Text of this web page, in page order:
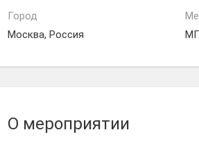
Город
Москва, Россия
О мероприятии